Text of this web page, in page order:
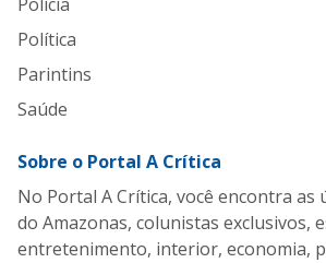
Polícia
Política
Parintins
Saúde
Sobre o Portal A Crítica
No Portal A Crítica, você encontra as
do Amazonas, colunistas exclusivos,
entretenimento, interior, economia,